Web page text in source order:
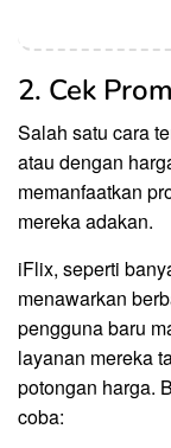
2. Cek
Salah satu cara
atau dengan
memanfaatkan
mereka adakan.
iFlix, seperti
menawarkan
pengguna baru
layanan mereka
potongan harga.
coba: